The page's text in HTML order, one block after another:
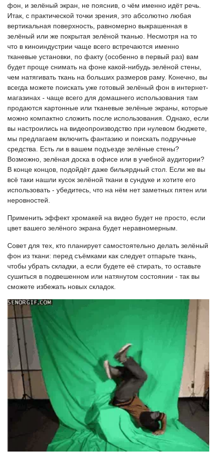
фон, и зелёный экран, не пояснив, о чём именно идёт речь.
Итак, с практической точки зрения, это абсолютно любая
вертикальная поверхность, равномерно выкрашенная в
зелёный или же покрытая зелёной тканью. Несмотря на то
что в киноиндустрии чаще всего встречаются именно
тканевые установки, по факту (особенно в первый раз) вам
будет проще снимать на фоне какой-нибудь зелёной стены,
чем натягивать ткань на больших размеров раму. Конечно, вы
всегда можете поискать уже готовый зелёный фон в интернет-
магазинах - чаще всего для домашнего использования там
продаются картонные или тканевые зелёные экраны, которые
можно компактно сложить после использования. Однако, если
вы настроились на видеопроизводство при нулевом бюджете,
мы предлагаем включить фантазию и поискать подручные
средства. Есть ли в вашем подъезде зелёные стены?
Возможно, зелёная доска в офисе или в учебной аудитории?
В конце концов, подойдёт даже бильярдный стол. Если же вы
всё таки нашли кусок зелёной ткани в сундуке и хотите его
использовать - убедитесь, что на нём нет заметных пятен или
неровностей.
Применить эффект хромакей на видео будет не просто, если
цвет вашего зелёного экрана будет неравномерным.
Совет для тех, кто планирует самостоятельно делать зелёный
фон из ткани: перед съёмками как следует отпарьте ткань,
чтобы убрать складки, а если будете её стирать, то оставьте
сушиться в подвешенном или натянутом состоянии - так вы
сможете избежать новых складок.